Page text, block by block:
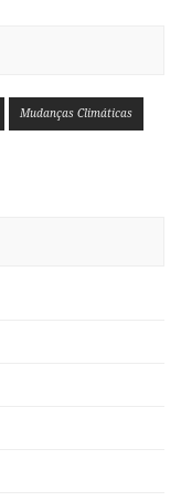
Mudanças Climáticas